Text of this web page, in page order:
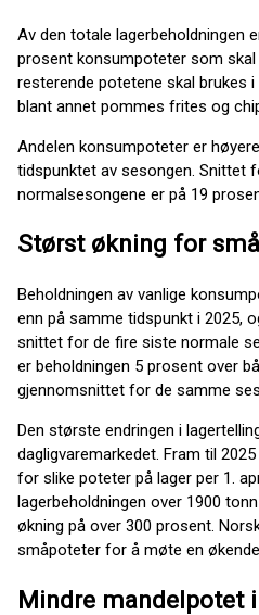
Av den totale lagerbeholdningen
prosent konsumpoteter som skal
resterende potetene skal brukes
blant annet pommes frites og
Andelen konsumpoteter er
tidspunktet av sesongen. Snittet
normalsesongene er på 19
Størst økning for
Beholdningen av vanlige
enn på samme tidspunkt i 2025,
snittet for de fire siste normale
er beholdningen 5 prosent over
gjennomsnittet for de samme
Den største endringen i
dagligvaremarkedet. Fram til
for slike poteter på lager per 1.
lagerbeholdningen over 1900
økning på over 300 prosent.
småpoteter for å møte en
Mindre mandelpotet